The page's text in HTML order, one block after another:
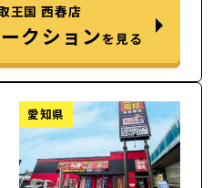
王国 西春店
クションを見る
愛知県